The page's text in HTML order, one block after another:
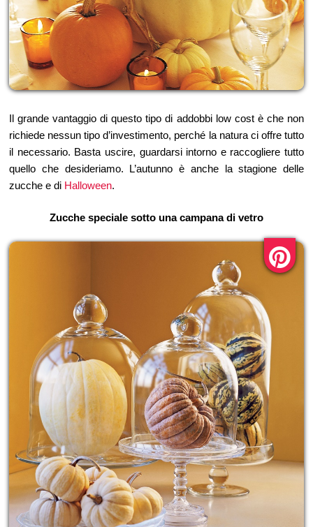
Il grande vantaggio di questo tipo di addobbi low cost è che non
richiede nessun tipo d’investimento, perché la natura ci offre tutto
il necessario. Basta uscire, guardarsi intorno e raccogliere tutto
quello che desideriamo. L’autunno è anche la stagione delle
zucche e di Halloween.
Zucche speciale sotto una campana di vetro